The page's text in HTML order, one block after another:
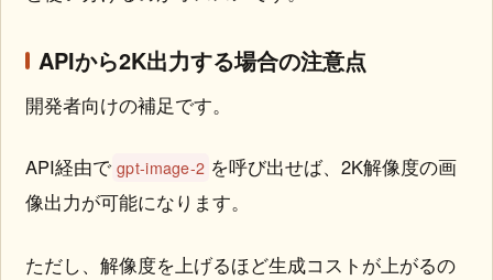
APIから2K出力する場合の注意点
開発者向けの補足です。
API経由で gpt-image-2 を呼び出せば、2K解像度の画
像出力が可能になります。
ただし、解像度を上げるほど生成コストが上がるの